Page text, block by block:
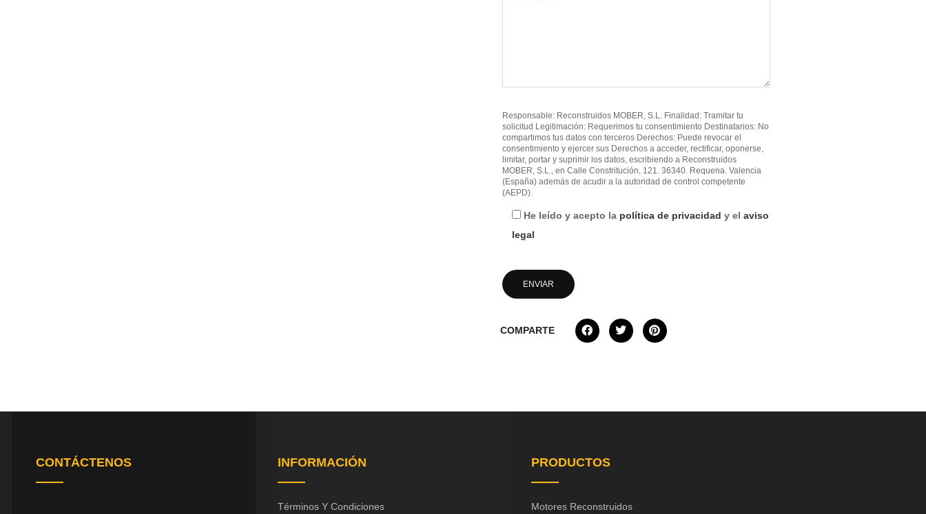
Responsable: Reconstruidos MOBER, S.L. Finalidad: Tramitar tu
solicitud Legitimación: Requerimos tu consentimiento Destinatarios: No
compartimos tus datos con terceros Derechos: Puede revocar el
consentimiento y ejercer sus Derechos a acceder, rectificar, oponerse,
limitar, portar y suprimir los datos, escribiendo a Reconstruidos
MOBER, S.L., en Calle Constritución, 121. 36340. Requena. Valencia
(España) además de acudir a la autoridad de control competente
(AEPD).
He leído y acepto la política de privacidad y el aviso
legal
COMPARTE
CONTÁCTENOS INFORMACIÓN
Términos Y Condiciones
PRODUCTOS
Motores Reconstruidos